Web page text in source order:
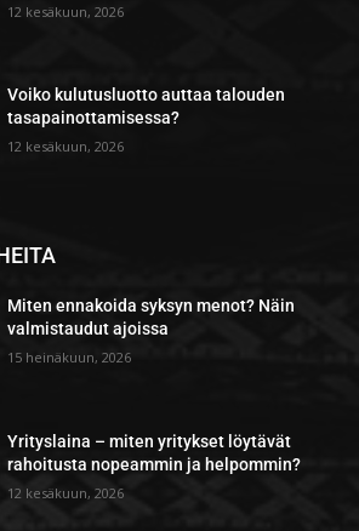
12 kesäkuun, 2026
Voiko kulutusluotto auttaa talouden
tasapainottamisessa?
12 kesäkuun, 2026
Miten ennakoida syksyn menot? Näin
valmistaudut ajoissa
15 heinäkuun, 2026
Yrityslaina – miten yritykset löytävät
rahoitusta nopeammin ja helpommin?
12 kesäkuun, 2026